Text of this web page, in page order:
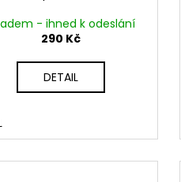
- ihned k odeslání
290 Kč
DETAIL